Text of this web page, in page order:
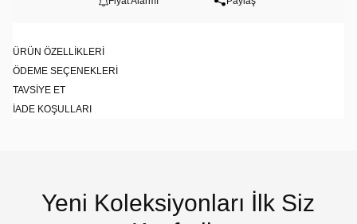
ÜRÜN ÖZELLIKLERI
ÖDEME SEÇENEKLERI
TAVSIYE ET
İADE KOŞULLARI
Yeni Koleksiyonları İlk Siz